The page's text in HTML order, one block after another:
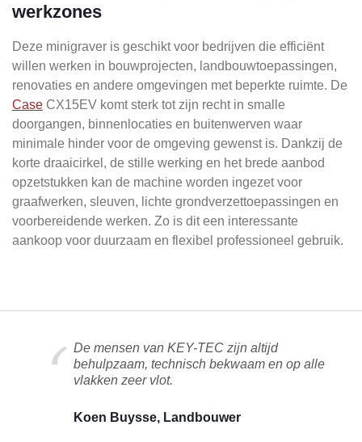
werkzones
Deze minigraver is geschikt voor bedrijven die efficiënt
willen werken in bouwprojecten, landbouwtoepassingen,
renovaties en andere omgevingen met beperkte ruimte. De
Case CX15EV komt sterk tot zijn recht in smalle
doorgangen, binnenlocaties en buitenwerven waar
minimale hinder voor de omgeving gewenst is. Dankzij de
korte draaicirkel, de stille werking en het brede aanbod
opzetstukken kan de machine worden ingezet voor
graafwerken, sleuven, lichte grondverzettoepassingen en
voorbereidende werken. Zo is dit een interessante
aankoop voor duurzaam en flexibel professioneel gebruik.
De mensen van KEY-TEC zijn altijd
behulpzaam, technisch bekwaam en op alle
vlakken zeer vlot.
Koen Buysse, Landbouwer